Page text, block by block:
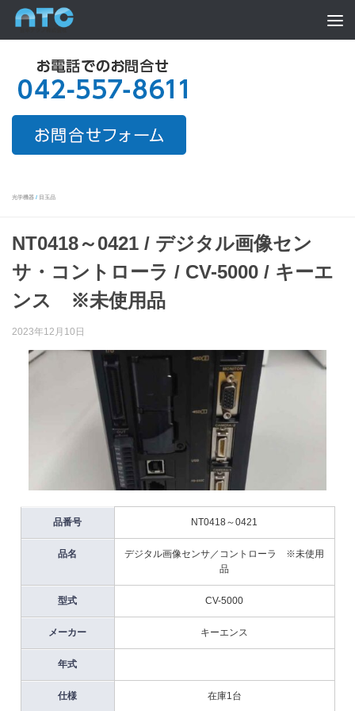
Skip to content
光学機器 / 目玉品
NT0418～0421 / デジタル画像セン
サ・コントローラ / CV-5000 / キーエ
ンス ※未使用品
2023年12月10日
品番号 NT0418～0421
品名
デジタル画像センサ／コントローラ ※未使用
品
型式 CV-5000
メーカー キーエンス
年式
仕様 在庫1台